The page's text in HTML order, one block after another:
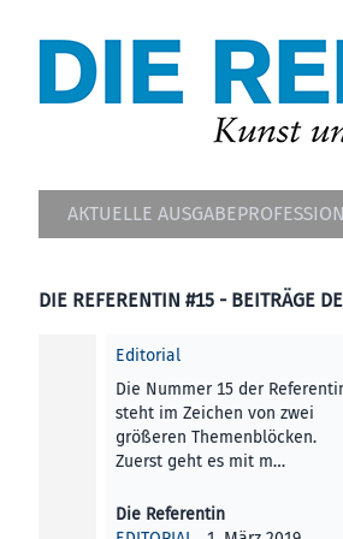
AKTUELLE AUSGABE
DIE REFERENTIN #15 - BEITRÄGE
Editorial
Die Nummer 15 der
steht im Zeichen von zwei
größeren Themenblöcken.
Zuerst geht es mit m…
Die Referentin